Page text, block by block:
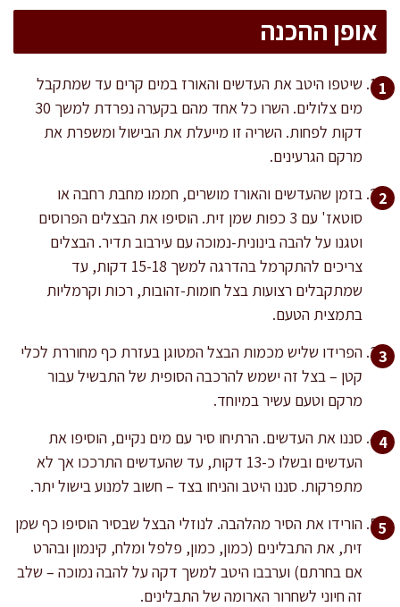
אופן ההכנה
שיטפו היטב את העדשים והאורז במים קרים עד שמתקבל
מים צלולים. השרו כל אחד מהם בקערה נפרדת למשך 30
דקות לפחות. השריה זו מייעלת את הבישול ומשפרת את
מרקם הגרעינים.
בזמן שהעדשים והאורז מושרים, חממו מחבת רחבה או
סוטאז' עם 3 כפות שמן זית. הוסיפו את הבצלים הפרוסים
וטגנו על להבה בינונית-נמוכה עם עירבוב תדיר. הבצלים
צריכים להתקרמל בהדרגה למשך 15-18 דקות, עד
שמתקבלים רצועות בצל חומות-זהובות, רכות וקרמליות
בתמצית הטעם.
הפרידו שליש מכמות הבצל המטוגן בעזרת כף מחוררת לכלי
קטן – בצל זה ישמש להרכבה הסופית של התבשיל עבור
מרקם וטעם עשיר במיוחד.
סננו את העדשים. הרתיחו סיר עם מים נקיים, הוסיפו את
העדשים ובשלו כ-13 דקות, עד שהעדשים התרככו אך לא
מתפרקות. סננו היטב והניחו בצד – חשוב למנוע בישול יתר.
הורידו את הסיר מהלהבה. לנוזלי הבצל שבסיר הוסיפו כף שמן
זית, את התבלינים (כמון, כמון, פלפל ומלח, קינמון ובהרט
אם בחרתם) וערבבו היטב למשך דקה על להבה נמוכה – שלב
זה חיוני לשחרור הארומה של התבלינים.